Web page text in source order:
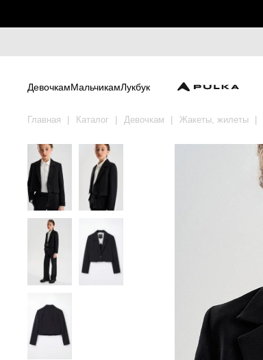
ДевочкамМальчикамЛукбук
Главная Каталог Девочкам Жакеты, жилеты